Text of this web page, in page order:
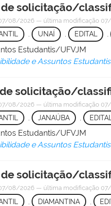
solicitação/
08/2026 — última modificação
, UNAÍ , EDITAL ,
Estudantis/UFVJM
e Assuntos Estudantis
solicitação/
08/2026 — última modificação
JANAÚBA EDITAL
Estudantis/UFVJM
e Assuntos Estudantis
solicitação/
08/2026 — última modificação
DIAMANTINA